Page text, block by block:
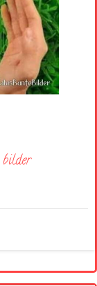
bilder